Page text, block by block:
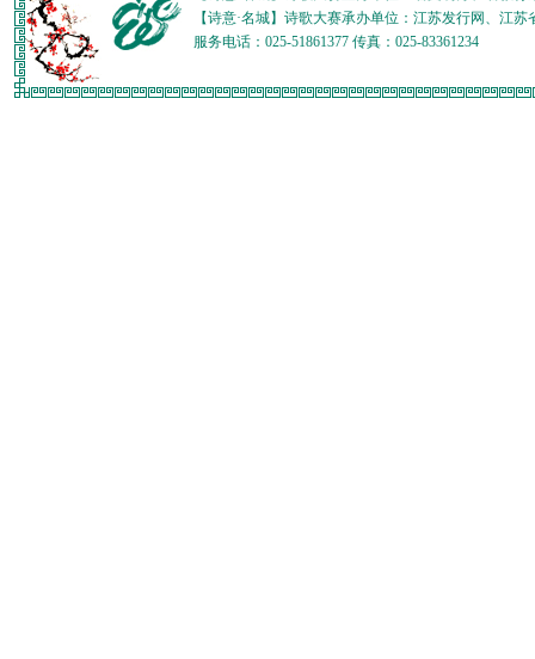
【诗意·名城】诗歌大赛承办单位：江苏发行网、江
服务电话：025-51861377 传真：025-83361234